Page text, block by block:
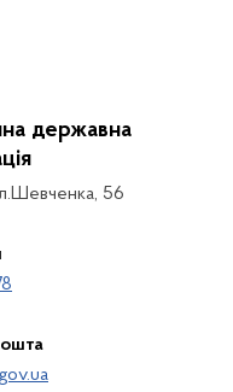
державна
56